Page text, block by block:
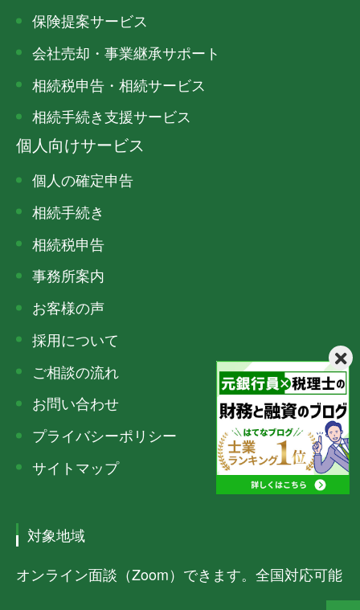
保険提案サービス
会社売却・事業継承サポート
相続税申告・相続サービス
相続手続き支援サービス
個人向けサービス
個人の確定申告
相続手続き
相続税申告
事務所案内
お客様の声
採用について
ご相談の流れ
お問い合わせ
プライバシーポリシー
サイトマップ
対象地域
オンライン面談（Zoom）できます。全国対応可能